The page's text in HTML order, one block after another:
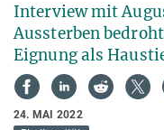
Interview mit
Aussterben
Eignung als
24. MAI 2022